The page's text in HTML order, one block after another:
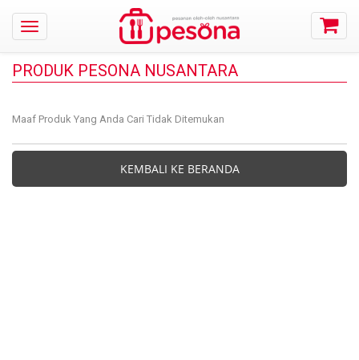
PRODUK PESONA NUSANTARA
Maaf Produk Yang Anda Cari Tidak Ditemukan
KEMBALI KE BERANDA